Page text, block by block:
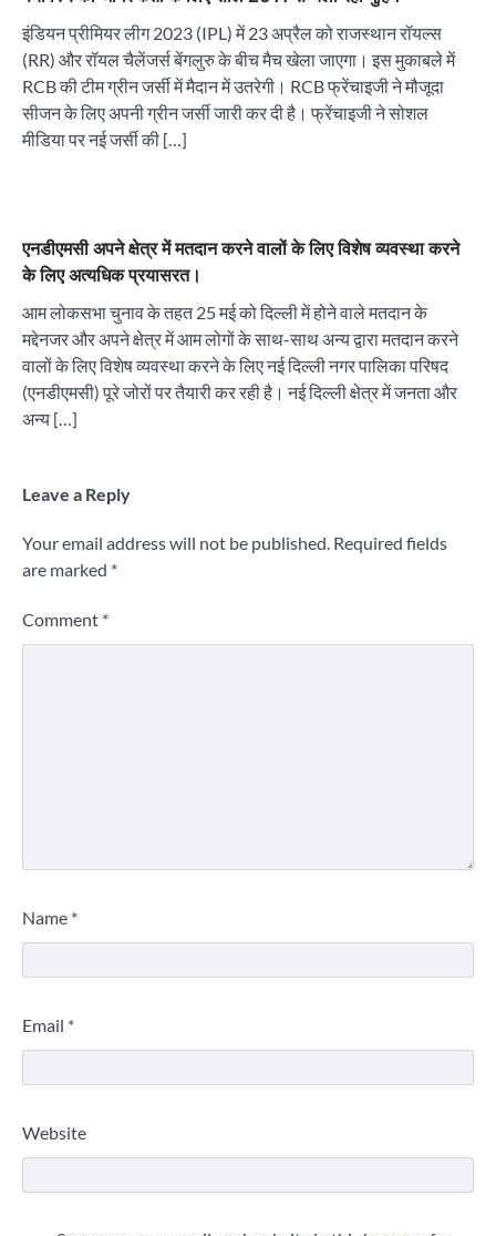
इंडियन प्रीमियर लीग 2023 (IPL) में 23 अप्रैल को राजस्थान रॉयल्स
(RR) और रॉयल चैलेंजर्स बेंगलुरु के बीच मैच खेला जाएगा। इस मुकाबले में
RCB की टीम ग्रीन जर्सी में मैदान में उतरेगी। RCB फ्रेंचाइजी ने मौजूदा
सीजन के लिए अपनी ग्रीन जर्सी जारी कर दी है। फ्रेंचाइजी ने सोशल
मीडिया पर नई जर्सी की […]
एनडीएमसी अपने क्षेत्र में मतदान करने वालों के लिए विशेष व्यवस्था करने
के लिए अत्यधिक प्रयासरत।
आम लोकसभा चुनाव के तहत 25 मई को दिल्ली में होने वाले मतदान के
मद्देनजर और अपने क्षेत्र में आम लोगों के साथ-साथ अन्य द्वारा मतदान करने
वालों के लिए विशेष व्यवस्था करने के लिए नई दिल्ली नगर पालिका परिषद
(एनडीएमसी) पूरे जोरों पर तैयारी कर रही है। नई दिल्ली क्षेत्र में जनता और
अन्य […]
Leave a Reply
Your email address will not be published. Required fields
are marked *
Comment *
Name *
Email *
Website